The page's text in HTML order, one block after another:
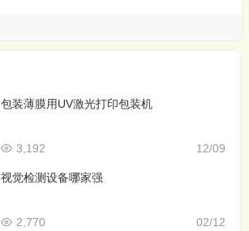
包装薄膜用UV激光打印包装机
12/09
3,192
视觉检测设备哪家强
02/12
2,770